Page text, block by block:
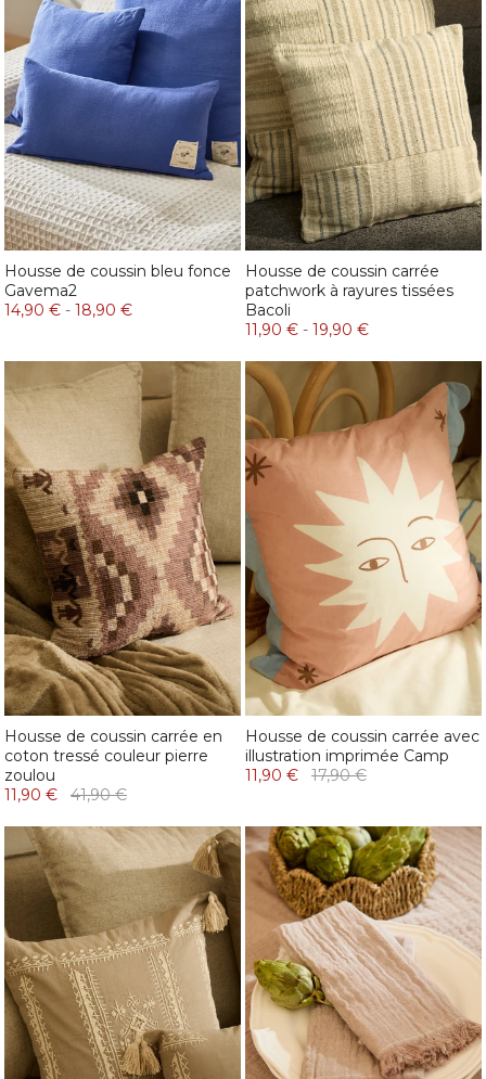
Housse de coussin bleu fonce
Gavema2
14,90 € - 18,90 €
Housse de coussin carrée
patchwork à rayures tissées
Bacoli
11,90 € - 19,90 €
Housse de coussin carrée en
coton tressé couleur pierre
zoulou
11,90 €
41,90 €
Housse de coussin carrée avec
illustration imprimée Camp
11,90 €
17,90 €